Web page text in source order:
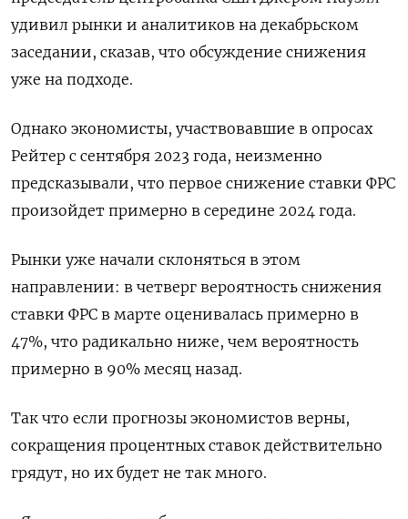
удивил рынки и аналитиков на декабрьском
заседании, сказав, что обсуждение снижения
уже на подходе.
Однако экономисты, участвовавшие в опросах
Рейтер с сентября 2023 года, неизменно
предсказывали, что первое снижение ставки ФРС
произойдет примерно в середине 2024 года.
Рынки уже начали склоняться в этом
направлении: в четверг вероятность снижения
ставки ФРС в марте оценивалась примерно в
47%, что радикально ниже, чем вероятность
примерно в 90% месяц назад.
Так что если прогнозы экономистов верны,
сокращения процентных ставок действительно
грядут, но их будет не так много.